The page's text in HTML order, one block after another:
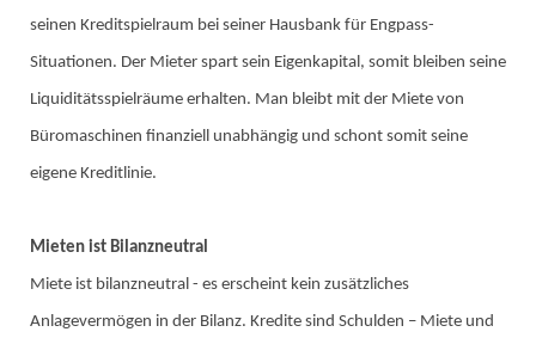
seinen Kreditspielraum bei seiner Hausbank für Engpass-
Situationen. Der Mieter spart sein Eigenkapital, somit bleiben seine
Liquiditätsspielräume erhalten. Man bleibt mit der Miete von
Büromaschinen finanziell unabhängig und schont somit seine
eigene Kreditlinie.
Mieten ist Bilanzneutral
Miete ist bilanzneutral - es erscheint kein zusätzliches
Anlagevermögen in der Bilanz. Kredite sind Schulden – Miete und